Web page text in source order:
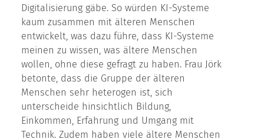
Digitalisierung gäbe. So würden KI-Systeme
kaum zusammen mit älteren Menschen
entwickelt, was dazu führe, dass KI-Systeme
meinen zu wissen, was ältere Menschen
wollen, ohne diese gefragt zu haben. Frau Jörk
betonte, dass die Gruppe der älteren
Menschen sehr heterogen ist, sich
unterscheide hinsichtlich Bildung,
Einkommen, Erfahrung und Umgang mit
Technik. Zudem haben viele ältere Menschen